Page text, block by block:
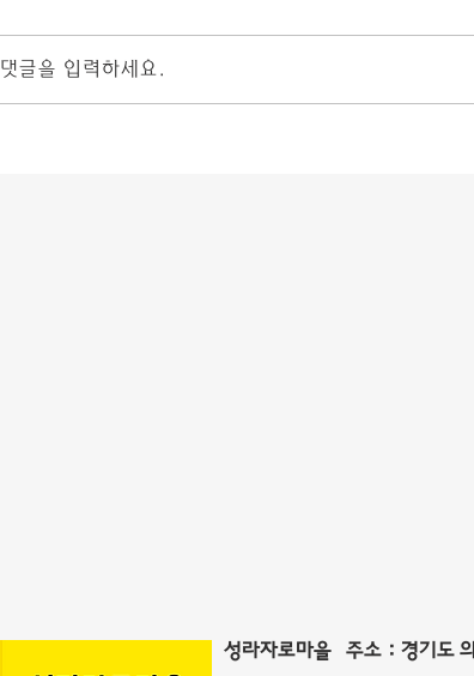
댓글을 입력하세요.
성라자로마을 주소 : 경